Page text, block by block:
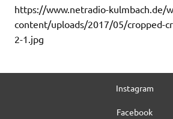
https://www.netradio-kulmbach.de/
content/uploads/2017/05/cropped-
2-1.jpg
Instagram
Facebook